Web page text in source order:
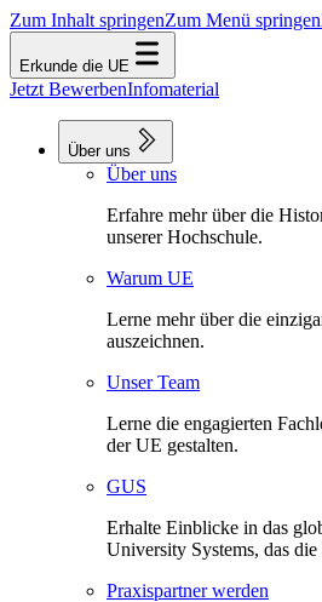
Zum Inhalt springenZum Menü springen
Erkunde die UE
Jetzt BewerbenInfomaterial
Über uns
Über uns
Erfahre mehr über die
unserer Hochschule.
Warum UE
Lerne mehr über die
auszeichnen.
Unser Team
Lerne die engagierten
der UE gestalten.
GUS
Erhalte Einblicke in das
University Systems, das
Praxispartner werden